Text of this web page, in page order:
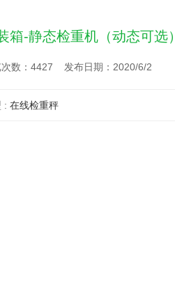
箱-静态检重机（动态可选）
次数：4427 发布日期：2020/6/2
: 在线检重秤